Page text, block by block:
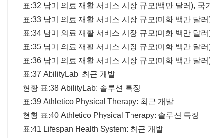
표:32 남미 의료 재활 서비스 시장 규모(백만 달러), 국
표:33 남미 의료 재활 서비스 시장 규모(미화 백만 달
표:34 남미 의료 재활 서비스 시장 규모(미화 백만 달
표:35 남미 의료 재활 서비스 시장 규모(미화 백만 달
표:36 남미 의료 재활 서비스 시장 규모(미화 백만 달
표:37 AbilityLab: 최근 개발
현황 표:38 AbilityLab: 솔루션 특징
표:39 Athletico Physical Therapy: 최근 개발
현황 표:40 Athletico Physical Therapy: 솔루션 특징
표:41 Lifespan Health System: 최근 개발